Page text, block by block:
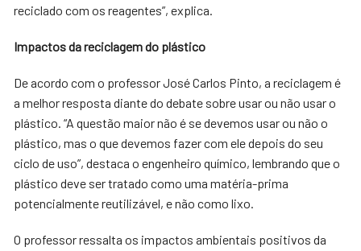
reciclado com os reagentes”, explica.
Impactos da reciclagem do plástico
De acordo com o professor José Carlos Pinto, a reciclagem é
a melhor resposta diante do debate sobre usar ou não usar o
plástico. “A questão maior não é se devemos usar ou não o
plástico, mas o que devemos fazer com ele depois do seu
ciclo de uso”, destaca o engenheiro químico, lembrando que o
plástico deve ser tratado como uma matéria-prima
potencialmente reutilizável, e não como lixo.
O professor ressalta os impactos ambientais positivos da